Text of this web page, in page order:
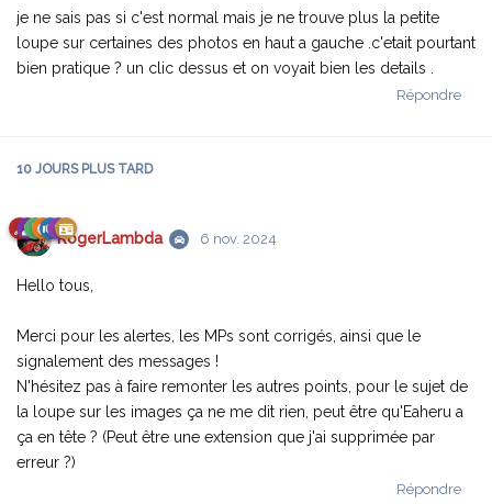
je ne sais pas si c'est normal mais je ne trouve plus la petite
loupe sur certaines des photos en haut a gauche .c'etait pourtant
bien pratique ? un clic dessus et on voyait bien les details .
Répondre
10 JOURSPLUS TARD
RogerLambda 6 nov. 2024
Hello tous,
Merci pour les alertes, les MPs sont corrigés, ainsi que le
signalement des messages !
N'hésitez pas à faire remonter les autres points, pour le sujet de
la loupe sur les images ça ne me dit rien, peut être qu'Eaheru a
ça en tête ? (Peut être une extension que j'ai supprimée par
erreur ?)
Répondre